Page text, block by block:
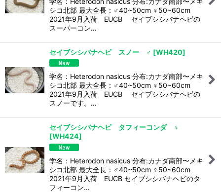
シコ北部 最大全長：♂40~50cm ♀50~60cm
2021年9月入荷 EUCB セイブシシバナヘビの
スーパーコン…
セイブシシバナヘビ スノー ♂ [WH420]
学名：Heterodon nasicus 分布:カナダ南部〜メキ
シコ北部 最大全長：♂40~50cm ♀50~60cm
2021年9月入荷 EUCB セイブシシバナヘビの
スノーです。…
セイブシシバナヘビ タフィーコンダ ♀
[WH424]
学名：Heterodon nasicus 分布:カナダ南部〜メキ
シコ北部 最大全長：♂40~50cm ♀50~60cm
2021年9月入荷 EUCB セイブシシバナヘビのタ
フィーコン…